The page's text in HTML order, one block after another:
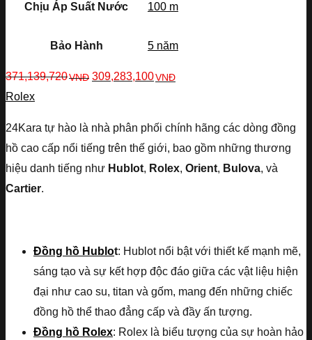
Chịu Áp Suất Nước 100 m
Bảo Hành 5 năm
371,139,720VNĐ 309,283,100VNĐ
Rolex
24Kara tự hào là nhà phân phối chính hãng các dòng đồng
hồ cao cấp nổi tiếng trên thế giới, bao gồm những thương
hiệu danh tiếng như Hublot, Rolex, Orient, Bulova, và
Cartier.
Đồng hồ Hublot: Hublot nổi bật với thiết kế mạnh mẽ,
sáng tạo và sự kết hợp độc đáo giữa các vật liệu hiện
đại như cao su, titan và gốm, mang đến những chiếc
đồng hồ thể thao đẳng cấp và đầy ấn tượng.
Đồng hồ Rolex: Rolex là biểu tượng của sự hoàn hảo